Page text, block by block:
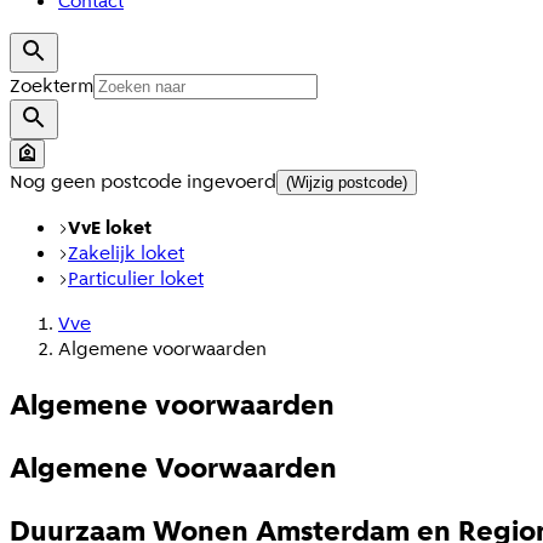
Zoekterm
Nog geen postcode ingevoerd (Wijzig postcode)
VvE loket
Zakelijk loket
Particulier loket
Vve
Algemene voorwaarden
Algemene voorwaarden
Algemene Voorwaarden
Duurzaam Wonen Amsterdam en